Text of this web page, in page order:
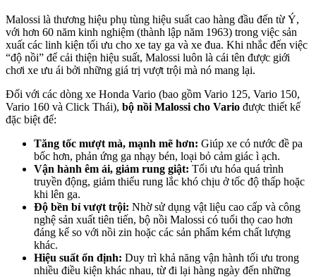
Malossi là thương hiệu phụ tùng hiệu suất cao hàng đầu đến từ Ý,
với hơn 60 năm kinh nghiệm (thành lập năm 1963) trong việc sản
xuất các linh kiện tối ưu cho xe tay ga và xe đua. Khi nhắc đến việc
“độ nồi” để cải thiện hiệu suất, Malossi luôn là cái tên được giới
chơi xe ưu ái bởi những giá trị vượt trội mà nó mang lại.
Đối với các dòng xe Honda Vario (bao gồm Vario 125, Vario 150,
Vario 160 và Click Thái), bộ nồi Malossi cho Vario được thiết kế
đặc biệt để:
Tăng tốc mượt mà, mạnh mẽ hơn: Giúp xe có nước đề pa
bốc hơn, phản ứng ga nhạy bén, loại bỏ cảm giác ì ạch.
Vận hành êm ái, giảm rung giật: Tối ưu hóa quá trình
truyền động, giảm thiểu rung lắc khó chịu ở tốc độ thấp hoặc
khi lên ga.
Độ bền bỉ vượt trội: Nhờ sử dụng vật liệu cao cấp và công
nghệ sản xuất tiên tiến, bộ nồi Malossi có tuổi thọ cao hơn
đáng kể so với nồi zin hoặc các sản phẩm kém chất lượng
khác.
Hiệu suất ổn định: Duy trì khả năng vận hành tối ưu trong
nhiều điều kiện khác nhau, từ đi lại hàng ngày đến những